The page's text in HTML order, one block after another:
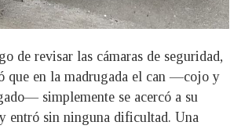
de revisar las cámaras de seguridad,
que en la madrugada el can —cojo y
simplemente se acercó a su
entró sin ninguna dificultad. Una